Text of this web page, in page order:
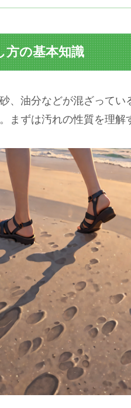
方の基本知識
、油分などが混ざってい
まずは汚れの性質を理解